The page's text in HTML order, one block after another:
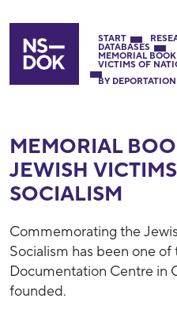
START
DATABASES
MEMORIAL
VICTIMS OF
BY
MEMORIAL
JEWISH
SOCIALISM
Commemorating the
Socialism has been one
Documentation Centre in
founded.